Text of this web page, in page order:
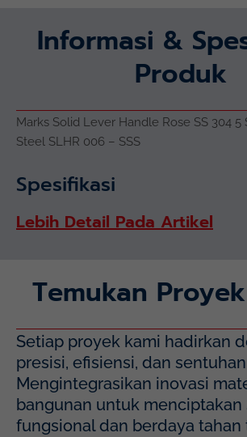
Informasi &
Produk
Marks Solid Lever Handle Rose SS 304 5
Steel SLHR 006 – SSS
Spesifikasi
Lebih Detail Pada Artikel
Temukan
Setiap proyek kami hadirkan
presisi, efisiensi, dan
Mengintegrasikan inovasi
bangunan untuk menciptakan
fungsional dan berdaya tahan